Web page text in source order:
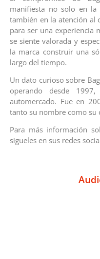
manifiesta no solo en la
también en la atención al
para ser una experiencia
se siente valorada y
la marca construir una
largo del tiempo.
Un dato curioso sobre
operando desde
automercado. Fue en
tanto su nombre como su
Para más información
sígueles en sus redes